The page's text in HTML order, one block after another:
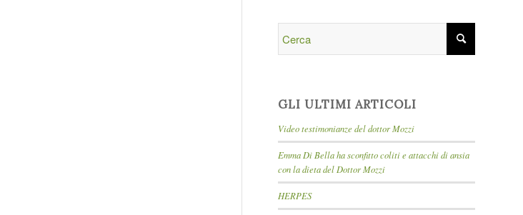
GLI ULTIMI ARTICOLI
Video testimonianze del dottor Mozzi
Emma Di Bella ha sconfitto coliti e attacchi di ansia
con la dieta del Dottor Mozzi
HERPES